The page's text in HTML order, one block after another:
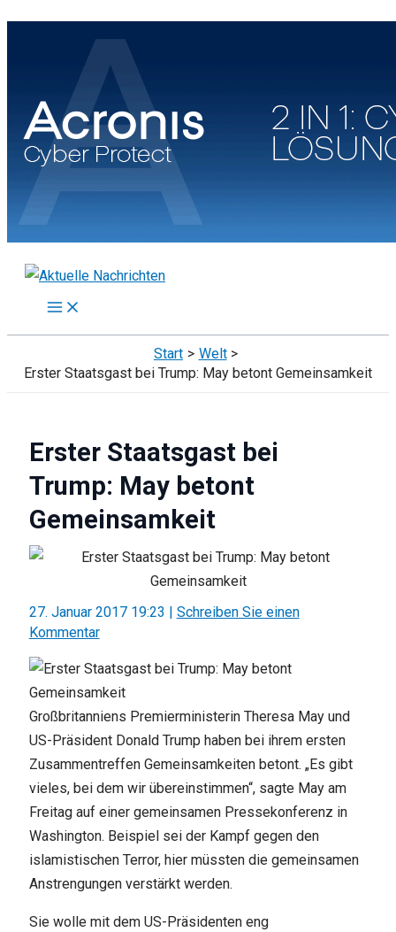
Zum
Start
Welt
Erster Staatsgast bei Trump: May betont Gemeinsamkeit
Erster Staatsgast bei
Trump: May betont
Gemeinsamkeit
27. Januar 2017 19:23
Schreiben Sie einen
Kommentar
Großbritanniens Premierministerin Theresa May und
US-Präsident Donald Trump haben bei ihrem ersten
Zusammentreffen Gemeinsamkeiten betont. „Es gibt
vieles, bei dem wir übereinstimmen“, sagte May am
Freitag auf einer gemeinsamen Pressekonferenz in
Washington. Beispiel sei der Kampf gegen den
islamistischen Terror, hier müssten die gemeinsamen
Anstrengungen verstärkt werden.
Sie wolle mit dem US-Präsidenten eng